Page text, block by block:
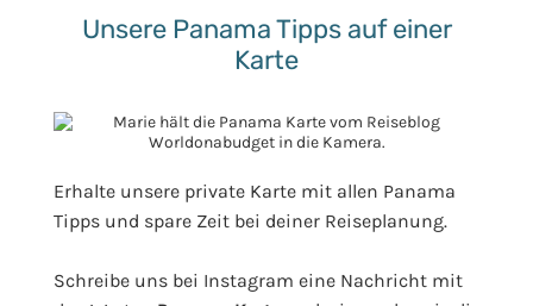
Unsere Panama Tipps auf einer
Karte
Erhalte unsere private Karte mit allen Panama
Tipps und spare Zeit bei deiner Reiseplanung.
Schreibe uns bei Instagram eine Nachricht mit